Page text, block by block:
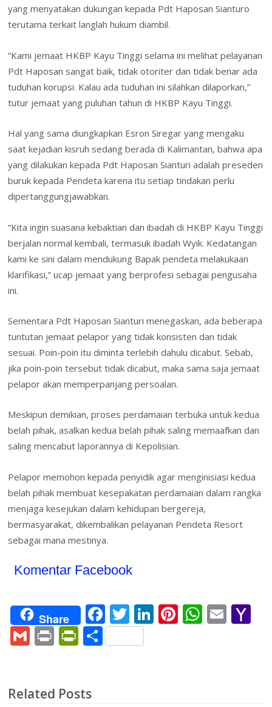
yang menyatakan dukungan kepada Pdt Haposan Sianturo
terutama terkait langlah hukum diambil.
“Kami jemaat HKBP Kayu Tinggi selama ini melihat pelayanan
Pdt Haposan sangat baik, tidak otoriter dan tidak benar ada
tuduhan korupsi. Kalau ada tuduhan ini silahkan dilaporkan,”
tutur jemaat yang puluhan tahun di HKBP Kayu Tinggi.
Hal yang sama diungkapkan Esron Siregar yang mengaku
saat kejadian kisruh sedang berada di Kalimantan, bahwa apa
yang dilakukan kepada Pdt Haposan Sianturi adalah preseden
buruk kepada Pendeta karena itu setiap tindakan perlu
dipertanggungjawabkan.
“Kita ingin suasana kebaktian dan ibadah di HKBP Kayu Tinggi
berjalan normal kembali, termasuk ibadah Wyik. Kedatangan
kami ke sini dalam mendukung Bapak pendeta melakukaan
klarifikasi,” ucap jemaat yang berprofesi sebagai pengusaha
ini.
Sementara Pdt Haposan Sianturi menegaskan, ada beberapa
tuntutan jemaat pelapor yang tidak konsisten dan tidak
sesuai. Poin-poin itu diminta terlebih dahulu dicabut. Sebab,
jika poin-poin tersebut tidak dicabut, maka sama saja jemaat
pelapor akan memperpanjang persoalan.
Meskipun demikian, proses perdamaian terbuka untuk kedua
belah pihak, asalkan kedua belah pihak saling memaafkan dan
saling mencabut laporannya di Kepolisian.
Pelapor memohon kepada penyidik agar menginisiasi kedua
belah pihak membuat kesepakatan perdamaian dalam rangka
menjaga kesejukan dalam kehidupan bergereja,
bermasyarakat, dikembalikan pelayanan Pendeta Resort
sebagai mana mestinya.
Komentar Facebook
Share F
ac
e
T
w
itt
Li Pi W E
G
l
Pr Pr
ri
S
Related Posts